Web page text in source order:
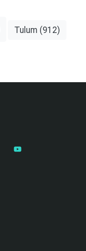
Tulum (912)